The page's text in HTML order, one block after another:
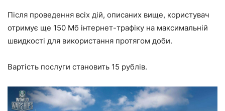
Після проведення всіх дій, описаних вище, користувач
отримує ще 150 Мб інтернет-трафіку на максимальній
швидкості для використання протягом доби.
Вартість послуги становить 15 рублів.